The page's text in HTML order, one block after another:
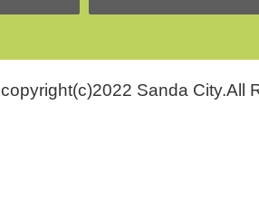
copyright(c)2022 Sanda City.All